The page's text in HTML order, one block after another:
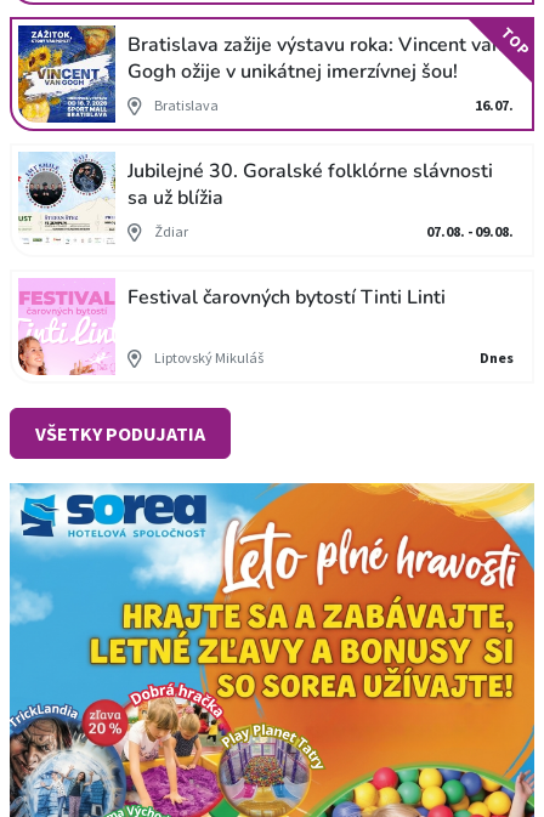
Bratislava zažije výstavu roka: Vincent van
Gogh ožije v unikátnej imerzívnej šou!
Bratislava 16.07.
TOP
Jubilejné 30. Goralské folklórne slávnosti
sa už blížia
Ždiar 07.08. - 09.08.
Festival čarovných bytostí Tinti Linti
Liptovský Mikuláš Dnes
VŠETKY PODUJATIA